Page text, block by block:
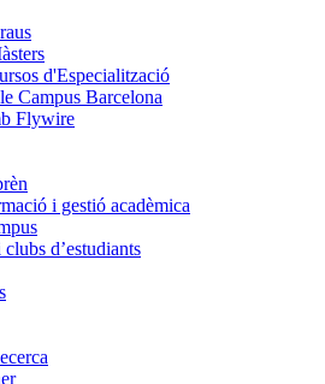
d'Especialització
Campus Barcelona
Flywire
i gestió acadèmica
d’estudiants